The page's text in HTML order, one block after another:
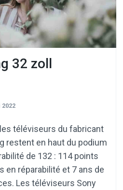
32 zoll
2022
les téléviseurs du fabricant
restent en haut du podium
de 132 : 114 points
en réparabilité et 7 ans de
Les téléviseurs Sony